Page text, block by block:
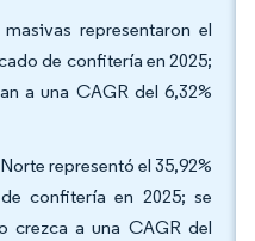
representaron el
de confitería en 2025;
a una CAGR del 6,32%
representó el 35,92%
confitería en 2025; se
crezca a una CAGR del